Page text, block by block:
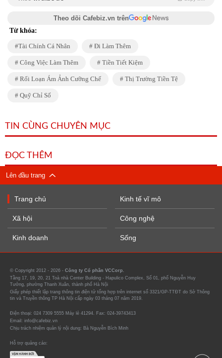
Theo dõi Cafebiz.vn trên
Từ khóa:
Tài Chính Cá Nhân Đi Làm Thêm
Công Việc Làm Thêm Tiền Tiết Kiệm
Rối Loạn Ám Ảnh Cưỡng Chế Thị Trường Tiền Tệ
Quỹ Chỉ Số
TIN CÙNG CHUYÊN MỤC
ĐỌC THÊM
Lên đầu trang
Trang chủ
Xã hội
Kinh doanh
Kinh tế vĩ mô
Công nghệ
Sống
© Copyright 2012 - 2026 - Công ty Cổ phần VCCorp.
Tầng 17, 19, 20, 21 Toà nhà Center Building - Hapulico Complex, Số 01, phố Nguyễn Huy
Tưởng, phường Thanh Xuân, thành phố Hà Nội
Giấy phép thiết lập trang thông tin điện tử tổng hợp trên internet số 3321/GP-TTĐT do Sở Thông
tin và Truyền thông TP Hà Nội cấp ngày 03 tháng 07 năm 2019.
Điện thoại: 024 7309 5555 Máy lẻ 41294. Fax: 024-39743413
Email: info@cafebiz.vn
Chịu trách nhiệm quản lý nội dung: Bà Nguyễn Bích Minh
Hỗ trợ quảng cáo: